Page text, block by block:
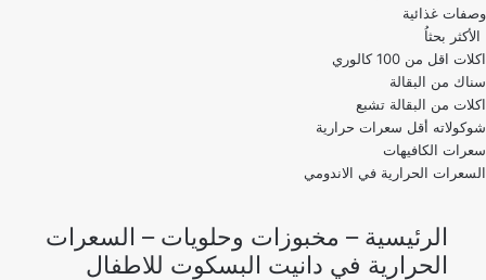
وصفات غذائية
الأكثر بحثاُ
اكلات اقل من 100 كالوري
اكلات من البقالة تشبع
شوكولاته أقل سعرات حرارية
سعرات الكافيهات
السعرات الحرارية في الاندومي
الرئيسية – مخبوزات وحلويات – السعرات
الحرارية في دانيت البسكوت للاطفال